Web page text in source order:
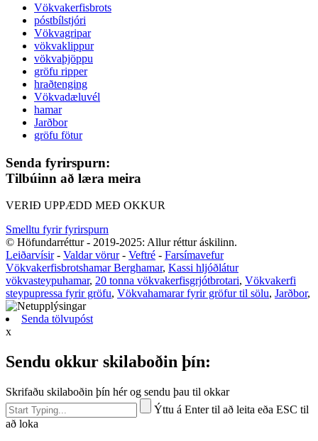
Vökvakerfisbrots
póstbílstjóri
Vökvagripar
vökvaklippur
vökvaþjöppu
gröfu ripper
hraðtenging
Vökvadæluvél
hamar
Jarðbor
gröfu fötur
Senda fyrirspurn:
Tilbúinn að læra meira
VERIÐ UPPÆDD MEÐ OKKUR
Smelltu fyrir fyrirspurn
© Höfundarréttur - 2019-2025: Allur réttur áskilinn.
Leiðarvísir- Valdar vörur- Veftré - Farsímavefur
Vökvakerfisbrotshamar Berghamar, Kassi hljóðlátur
vökvasteypuhamar, 20 tonna vökvakerfisgrjótbrotari, Vökvakerfi
steypupressa fyrir gröfu, Vökvahamarar fyrir gröfur til sölu, Jarðbor,
Senda tölvupóst
x
Sendu okkur skilaboðin þín:
Skrifaðu skilaboðin þín hér og sendu þau til okkar
Ýttu á Enter til að leita eða ESC til
að loka